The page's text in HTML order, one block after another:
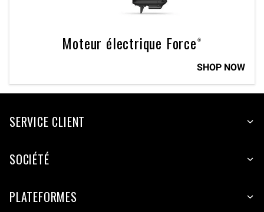
Moteur électrique Force®
SHOP NOW
SERVICE CLIENT
SOCIÉTÉ
PLATEFORMES